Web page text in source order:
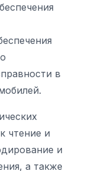
в
чтение и
и
а также